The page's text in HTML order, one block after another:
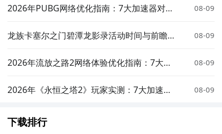
2026年PUBG网络优化指南：7大加速器对比
08-09
龙族卡塞尔之门碧潭龙影录活动时间与前瞻介
08-09
2026年流放之路2网络体验优化指南：7大加
08-09
2026年《永恒之塔2》玩家实测：7大加速器
08-09
下载排行